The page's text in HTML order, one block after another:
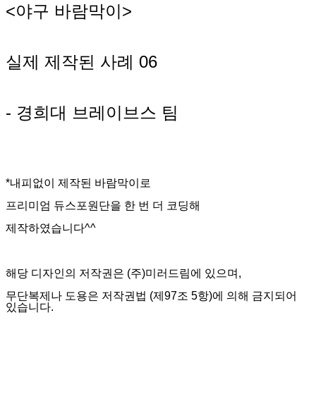
<야구 바람막이>
실제 제작된 사례 06
- 경희대 브레이브스 팀
*내피없이 제작된 바람막이로
프리미엄 듀스포원단을 한 번 더 코딩해
제작하였습니다^^
해당 디자인의 저작권은 (주)미러드림에 있으며,
무단복제나 도용은 저작권법 (제97조 5항)에 의해 금지되어
있습니다.